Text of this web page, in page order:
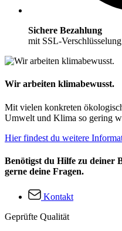
Sichere Bezahlung
mit SSL-Verschlüsselung
Wir arbeiten klimabewusst.
Mit vielen konkreten
Umwelt und Klima so gering
Hier findest du weitere
Benötigst du Hilfe zu deiner
gerne deine Fragen.
Kontakt
Geprüfte Qualität